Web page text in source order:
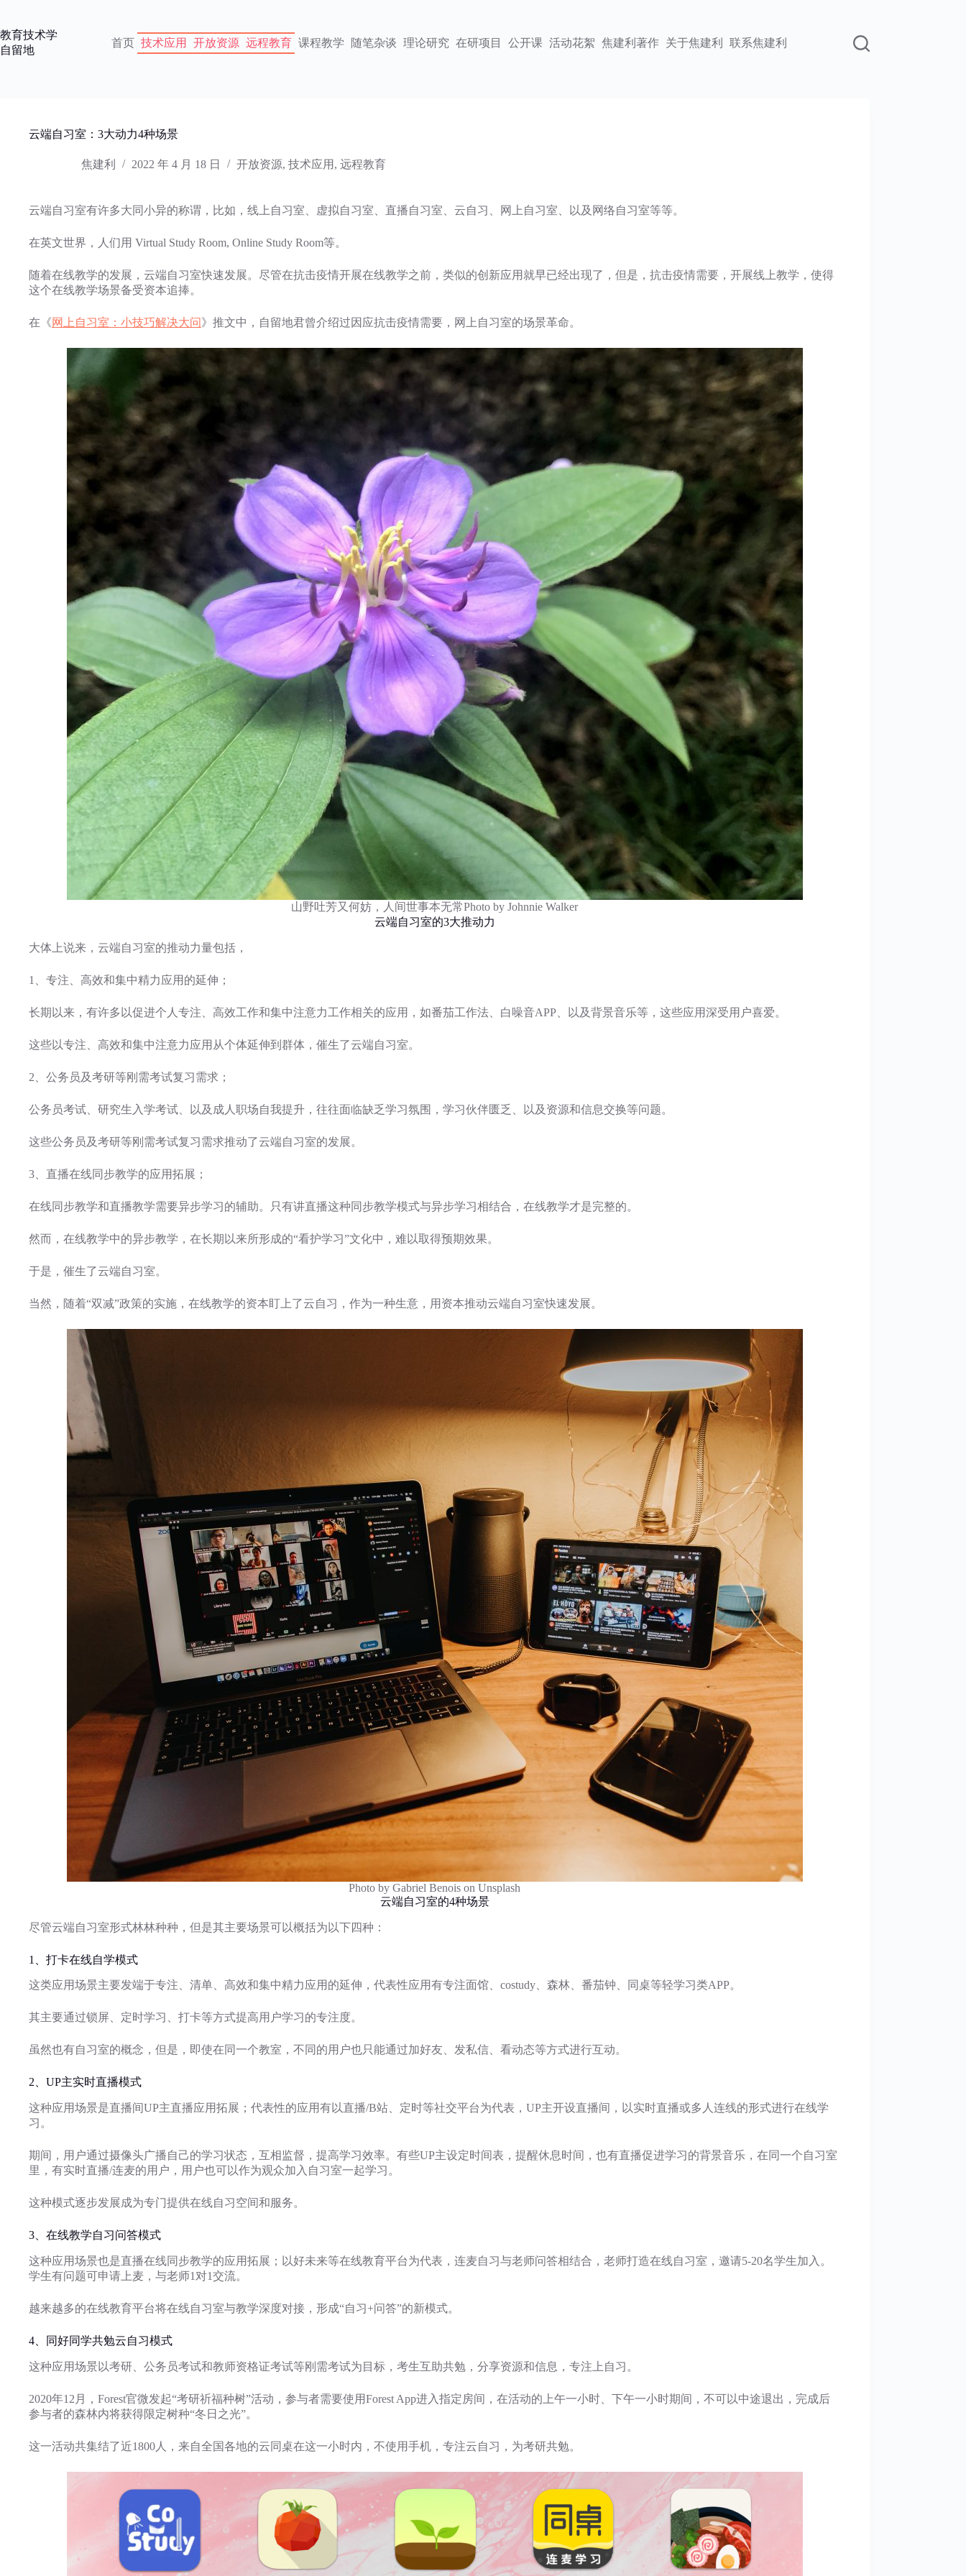
内
容
教育技术学
自留地
首页 技术应用 开放资源 远程教育 课程教学 随笔杂谈 理论研究 在研项目 公开课 活动花絮 焦建利著作 关于焦建利 联系焦建利
云端自习室：3大动力4种场景
焦建利 2022 年 4 月 18 日 开放资源, 技术应用 , 远程教育
云端自习室有许多大同小异的称谓，比如，线上自习室、虚拟自习室、直播自习室、云自习、网上自习室、以及网络自习室等等。
在英文世界，人们用 Virtual Study Room, Online Study Room等。
随着在线教学的发展，云端自习室快速发展。尽管在抗击疫情开展在线教学之前，类似的创新应用就早已经出现了，但是，抗击疫情需要，开展线上教学，使得
这个在线教学场景备受资本追捧。
在《网上自习室：小技巧解决大问》推文中，自留地君曾介绍过因应抗击疫情需要，网上自习室的场景革命。
山野吐芳又何妨，人间世事本无常Photo by Johnnie Walker
云端自习室的3大推动力
大体上说来，云端自习室的推动力量包括，
1、专注、高效和集中精力应用的延伸；
长期以来，有许多以促进个人专注、高效工作和集中注意力工作相关的应用，如番茄工作法、白噪音APP、以及背景音乐等，这些应用深受用户喜爱。
这些以专注、高效和集中注意力应用从个体延伸到群体，催生了云端自习室。
2、公务员及考研等刚需考试复习需求；
公务员考试、研究生入学考试、以及成人职场自我提升，往往面临缺乏学习氛围，学习伙伴匮乏、以及资源和信息交换等问题。
这些公务员及考研等刚需考试复习需求推动了云端自习室的发展。
3、直播在线同步教学的应用拓展；
在线同步教学和直播教学需要异步学习的辅助。只有讲直播这种同步教学模式与异步学习相结合，在线教学才是完整的。
然而，在线教学中的异步教学，在长期以来所形成的“看护学习”文化中，难以取得预期效果。
于是，催生了云端自习室。
当然，随着“双减”政策的实施，在线教学的资本盯上了云自习，作为一种生意，用资本推动云端自习室快速发展。
Photo by Gabriel Benois on Unsplash
云端自习室的4种场景
尽管云端自习室形式林林种种，但是其主要场景可以概括为以下四种：
1、打卡在线自学模式
这类应用场景主要发端于专注、清单、高效和集中精力应用的延伸，代表性应用有专注面馆、costudy、森林、番茄钟、同桌等轻学习类APP。
其主要通过锁屏、定时学习、打卡等方式提高用户学习的专注度。
虽然也有自习室的概念，但是，即使在同一个教室，不同的用户也只能通过加好友、发私信、看动态等方式进行互动。
2、UP主实时直播模式
这种应用场景是直播间UP主直播应用拓展；代表性的应用有以直播/B站、定时等社交平台为代表，UP主开设直播间，以实时直播或多人连线的形式进行在线学
习。
期间，用户通过摄像头广播自己的学习状态，互相监督，提高学习效率。有些UP主设定时间表，提醒休息时间，也有直播促进学习的背景音乐，在同一个自习室
里，有实时直播/连麦的用户，用户也可以作为观众加入自习室一起学习。
这种模式逐步发展成为专门提供在线自习空间和服务。
3、在线教学自习问答模式
这种应用场景也是直播在线同步教学的应用拓展；以好未来等在线教育平台为代表，连麦自习与老师问答相结合，老师打造在线自习室，邀请5-20名学生加入。
学生有问题可申请上麦，与老师1对1交流。
越来越多的在线教育平台将在线自习室与教学深度对接，形成“自习+问答”的新模式。
4、同好同学共勉云自习模式
这种应用场景以考研、公务员考试和教师资格证考试等刚需考试为目标，考生互助共勉，分享资源和信息，专注上自习。
2020年12月，Forest官微发起“考研祈福种树”活动，参与者需要使用Forest App进入指定房间，在活动的上午一小时、下午一小时期间，不可以中途退出，完成后
参与者的森林内将获得限定树种“冬日之光”。
这一活动共集结了近1800人，来自全国各地的云同桌在这一小时内，不使用手机，专注云自习，为考研共勉。